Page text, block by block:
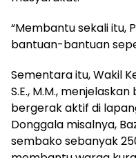
“Membantu sekali itu,
bantuan-bantuan
Sementara itu, Wakil
S.E., M.M.,
bergerak aktif di
Donggala misalnya,
sembako sebanyak